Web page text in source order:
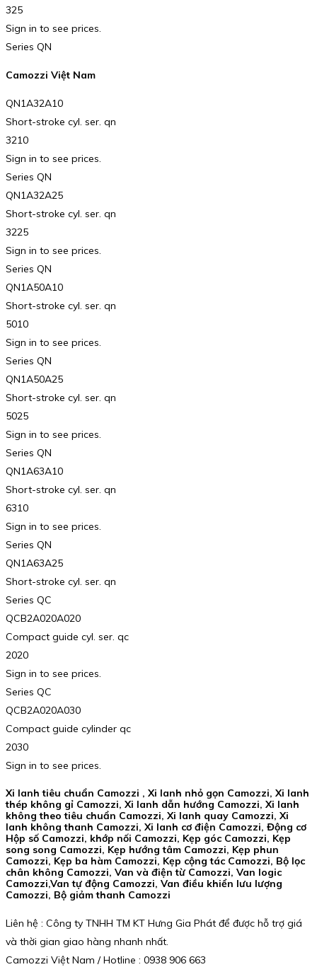
325
Sign in to see prices.
Series QN
Camozzi Việt Nam
QN1A32A10
Short-stroke cyl. ser. qn
3210
Sign in to see prices.
Series QN
QN1A32A25
Short-stroke cyl. ser. qn
3225
Sign in to see prices.
Series QN
QN1A50A10
Short-stroke cyl. ser. qn
5010
Sign in to see prices.
Series QN
QN1A50A25
Short-stroke cyl. ser. qn
5025
Sign in to see prices.
Series QN
QN1A63A10
Short-stroke cyl. ser. qn
6310
Sign in to see prices.
Series QN
QN1A63A25
Short-stroke cyl. ser. qn
Series QC
QCB2A020A020
Compact guide cyl. ser. qc
2020
Sign in to see prices.
Series QC
QCB2A020A030
Compact guide cylinder qc
2030
Sign in to see prices.
Xi lanh tiêu chuẩn Camozzi , Xi lanh nhỏ gọn Camozzi, Xi lanh
thép không gỉ Camozzi, Xi lanh dẫn hướng Camozzi, Xi lanh
không theo tiêu chuẩn Camozzi, Xi lanh quay Camozzi, Xi
lanh không thanh Camozzi, Xi lanh cơ điện Camozzi, Động cơ
Hộp số Camozzi, khớp nối Camozzi, Kẹp góc Camozzi, Kẹp
song song Camozzi, Kẹp hướng tâm Camozzi, Kẹp phun
Camozzi, Kẹp ba hàm Camozzi, Kẹp cộng tác Camozzi, Bộ lọc
chân không Camozzi, Van và điện từ Camozzi, Van logic
Camozzi,Van tự động Camozzi, Van điều khiển lưu lượng
Camozzi, Bộ giảm thanh Camozzi
Liên hệ : Công ty TNHH TM KT Hưng Gia Phát để được hỗ trợ giá
và thời gian giao hàng nhanh nhất.
Camozzi Việt Nam / Hotline : 0938 906 663